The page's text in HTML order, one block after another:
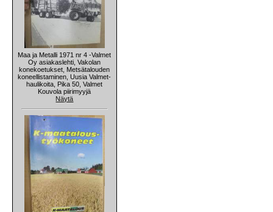
Maa ja Metalli 1971 nr 4 -Valmet
Oy asiakaslehti, Vakolan
konekoetukset, Metsätalouden
koneellistaminen, Uusia Valmet-
haulikoita, Pika 50, Valmet
Kouvola piirimyyjä
Näytä